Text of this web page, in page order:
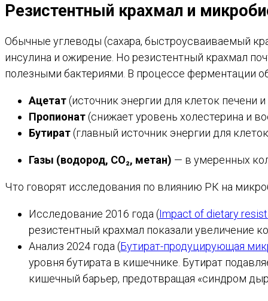
Резистентный крахмал и
Обычные углеводы (сахара, быстроусваиваемый
инсулина и ожирение. Но резистентный крахмал
полезными бактериями. В процессе ферментации
Ацетат(источник энергии для клеток печени
Пропионат(снижает уровень холестерина и
Бутират(главный источник энергии для
Газы (водород, CO₂, метан) — в умеренных
Что говорят исследования по влиянию РК на
Исследование 2016 года (Impact of dietary
резистентный крахмал показали увеличение
Анализ 2024 года (Бутират-продуцирующая
уровня бутирата в кишечнике. Бутират
кишечный барьер, предотвращая «синдром